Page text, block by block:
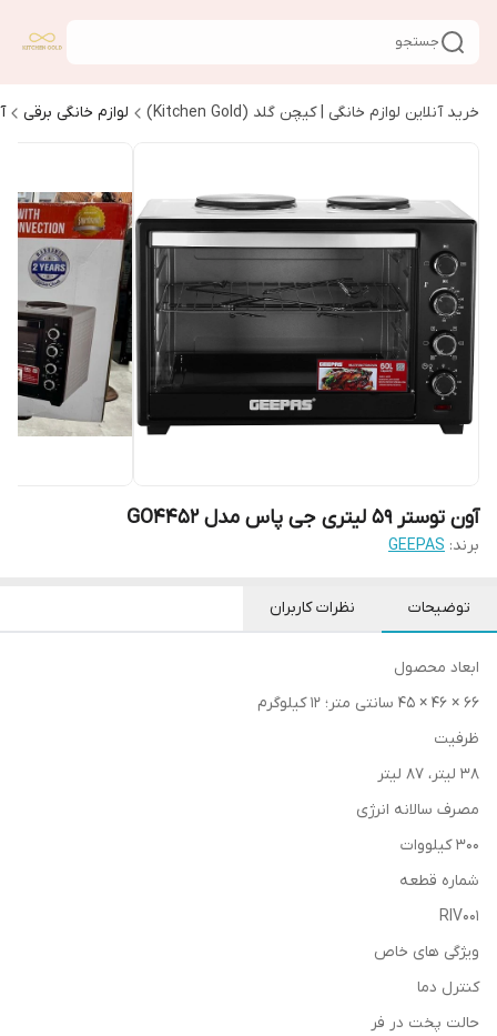
جستجو
خرید آنلاین لوازم خانگی | کیچن گلد (Kitchen Gold) لوازم خانگی برقی
آون توستر ۵۹ لیتری جی پاس مدل GO4452
برند: GEEPAS
توضیحات نظرات کاربران
ابعاد محصول
66 × 46 × 45 سانتی متر؛ 12 کیلوگرم
ظرفیت
38 لیتر، 87 لیتر
مصرف سالانه انرژی
300 کیلووات
شماره قطعه
RIV001
ویژگی های خاص
کنترل دما
حالت پخت در فر